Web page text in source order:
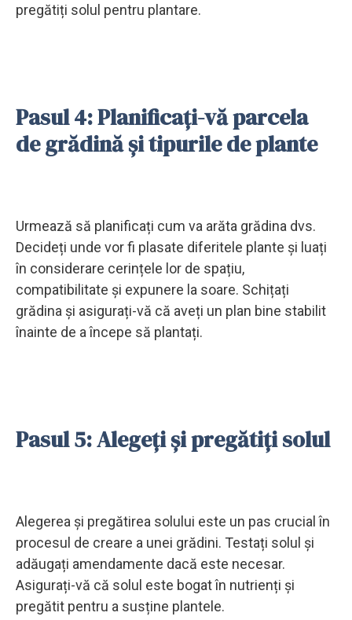
pregătiți solul pentru plantare.
Pasul 4: Planificați-vă parcela
de grădină și tipurile de plante
Urmează să planificați cum va arăta grădina dvs.
Decideți unde vor fi plasate diferitele plante și luați
în considerare cerințele lor de spațiu,
compatibilitate și expunere la soare. Schițați
grădina și asigurați-vă că aveți un plan bine stabilit
înainte de a începe să plantați.
Pasul 5: Alegeți și pregătiți solul
Alegerea și pregătirea solului este un pas crucial în
procesul de creare a unei grădini. Testați solul și
adăugați amendamente dacă este necesar.
Asigurați-vă că solul este bogat în nutrienți și
pregătit pentru a susține plantele.